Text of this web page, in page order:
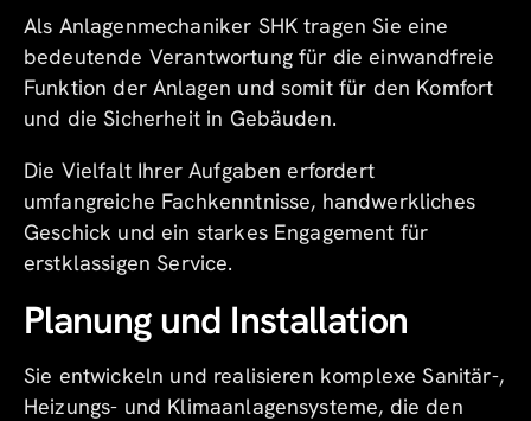
Als Anlagenmechaniker SHK tragen Sie eine
bedeutende Verantwortung für die einwandfreie
Funktion der Anlagen und somit für den Komfort
und die Sicherheit in Gebäuden.
Die Vielfalt Ihrer Aufgaben erfordert
umfangreiche Fachkenntnisse, handwerkliches
Geschick und ein starkes Engagement für
erstklassigen Service.
Planung und Installation
Sie entwickeln und realisieren komplexe Sanitär-,
Heizungs- und Klimaanlagensysteme, die den